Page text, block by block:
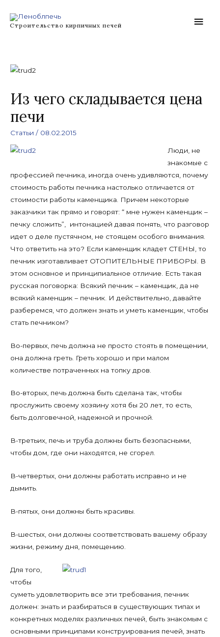
содержимому
Строительство кирпичных печей
Из чего складывается цена
печи
Статьи / 08.02.2015
Люди, не
знакомые с
профессией печника, иногда очень удивляются, почему
стоимость работы печника настолько отличается от
стоимости работы каменщика. Причем некоторые
заказчики так прямо и говорят: “ мне нужен каменщик –
печку сложить”, интонацией давая понять, что разговор
идет о деле пустячном, не стоящем особого внимания.
Что ответить на это? Если каменщик кладет СТЕНЫ, то
печник изготавливает ОТОПИТЕЛЬНЫЕ ПРИБОРЫ. В
этом основное и принципиальное отличие. Есть такая
русская поговорка: Всякий печник – каменщик, да не
всякий каменщик – печник. И действительно, давайте
разберемся, что должен знать и уметь каменщик, чтобы
стать печником?
Во-первых, печь должна не просто стоять в помещении,
она должна греть. Греть хорошо и при малом
количестве потраченных на топку дров.
Во-вторых, печь должна быть сделана так, чтобы
прослужить своему хозяину хотя бы 20 лет, то есть,
быть долговечной, надежной и прочной.
В-третьих, печь и труба должны быть безопасными,
чтобы дом, где они находятся, не сгорел.
В-четвертых, они должны работать исправно и не
дымить.
В-пятых, они должны быть красивы.
В-шестых, они должны соответствовать вашему образу
жизни, режиму дня, помещению.
Для того,
чтобы
суметь удовлетворить все эти требования, печник
должен: знать и разбираться в существующих типах и
конкретных моделях различных печей, быть знакомым с
основными принципами конструирования печей, знать